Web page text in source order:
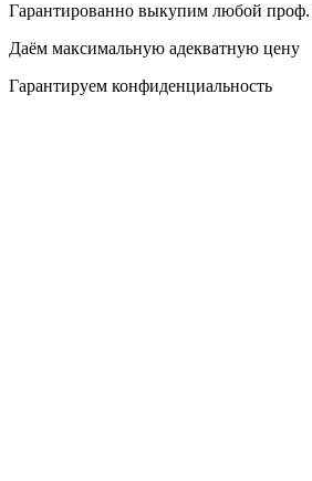
Гарантированно выкупим любой проф.
Даём максимальную адекватную цену
Гарантируем конфиденциальность